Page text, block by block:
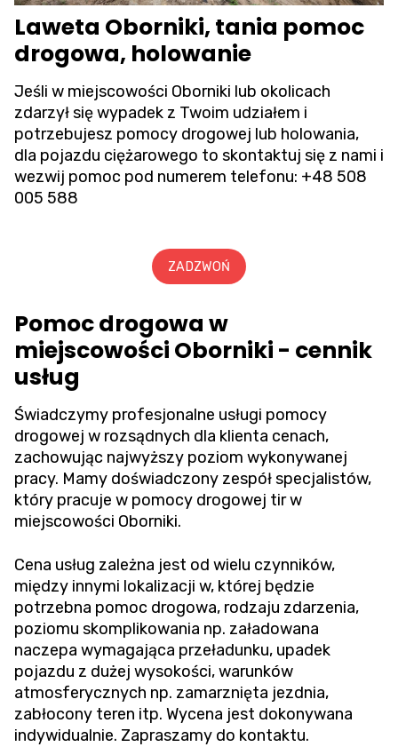
Laweta Oborniki, tania pomoc
drogowa, holowanie
Jeśli w miejscowości Oborniki lub okolicach
zdarzył się wypadek z Twoim udziałem i
potrzebujesz pomocy drogowej lub holowania,
dla pojazdu ciężarowego to skontaktuj się z nami i
wezwij pomoc pod numerem telefonu: +48 508
005 588
ZADZWOŃ
Pomoc drogowa w
miejscowości Oborniki - cennik
usług
Świadczymy profesjonalne usługi pomocy
drogowej w rozsądnych dla klienta cenach,
zachowując najwyższy poziom wykonywanej
pracy. Mamy doświadczony zespół specjalistów,
który pracuje w pomocy drogowej tir w
miejscowości Oborniki.
Cena usług zależna jest od wielu czynników,
między innymi lokalizacji w, której będzie
potrzebna pomoc drogowa, rodzaju zdarzenia,
poziomu skomplikowania np. załadowana
naczepa wymagająca przeładunku, upadek
pojazdu z dużej wysokości, warunków
atmosferycznych np. zamarznięta jezdnia,
zabłocony teren itp. Wycena jest dokonywana
indywidualnie. Zapraszamy do kontaktu.